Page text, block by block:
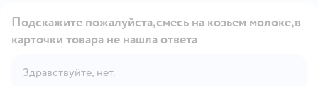
Подскажите пожалуйста,смесь на козьем молоке,в
карточки товара не нашла ответа
Здравствуйте, нет.